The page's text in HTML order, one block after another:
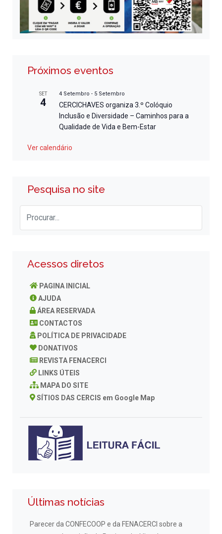
Próximos eventos
SET
4
4 Setembro - 5 Setembro
CERCICHAVES organiza 3.º Colóquio
Inclusão e Diversidade – Caminhos para a
Qualidade de Vida e Bem-Estar
Ver calendário
Pesquisa no site
Acessos diretos
PAGINA INICIAL
AJUDA
ÁREA RESERVADA
CONTACTOS
POLÍTICA DE PRIVACIDADE
DONATIVOS
REVISTA FENACERCI
LINKS ÚTEIS
MAPA DO SITE
SÍTIOS DAS CERCIS em Google Map
Últimas notícias
Parecer da CONFECOOP e da FENACERCI sobre a